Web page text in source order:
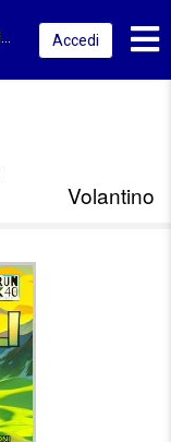
Accedi
Volantino